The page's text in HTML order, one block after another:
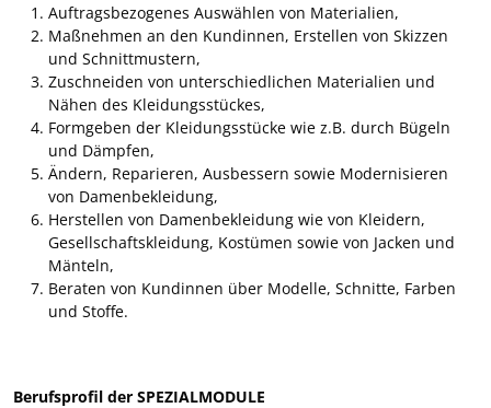
Auftragsbezogenes Auswählen von Materialien,
Maßnehmen an den Kundinnen, Erstellen von Skizzen
und Schnittmustern,
Zuschneiden von unterschiedlichen Materialien und
Nähen des Kleidungsstückes,
Formgeben der Kleidungsstücke wie z.B. durch Bügeln
und Dämpfen,
Ändern, Reparieren, Ausbessern sowie Modernisieren
von Damenbekleidung,
Herstellen von Damenbekleidung wie von Kleidern,
Gesellschaftskleidung, Kostümen sowie von Jacken und
Mänteln,
Beraten von Kundinnen über Modelle, Schnitte, Farben
und Stoffe.
Berufsprofil der SPEZIALMODULE